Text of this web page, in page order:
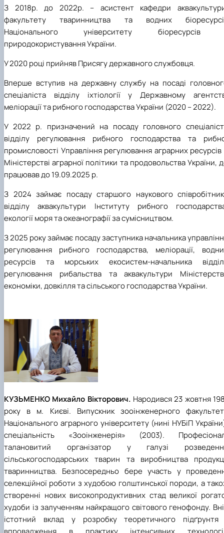
З 2018р. до 2022р. – асистент кафедри
факультету тваринництва та водних
Національного університету біоресурсів
природокористування України.
У 2020 році прийняв Присягу державного службовця.
Вперше вступив на державну службу на посаді
спеціаліста відділу іхтіології у Державному
меліорації та рибного господарства України (2020 – 2022).
У 2022 р. призначений на посаду головного
відділу регулювання рибного господарства та
промисловості Управління регулювання аграрних ресурсів
Міністерстві аграрної політики та продовольства України,
працював до 19.09.2025 р.
З 2024 займає посаду старшого наукового
відділу аквакультури Інституту рибного
екології моря та океанографії за сумісництвом.
З 2025 року займає посаду заступника начальника
регулювання рибного господарства, меліорації,
ресурсів та морських екосистем-начальника
регулювання рибальства та аквакультури
економіки, довкілля та сільського господарства України.
КУЗЬМЕНКО Михайло Вікторович. Народився 23 жовтня
року в м. Києві. Випускник зооінженерного
Національного аграрного університету (нині НУБіП
спеціальність «Зооінженерія» (2003).
талановитий організатор у галузі
сільськогосподарських тварин та виробництва
тваринництва. Безпосередньо бере участь у
селекційної роботи з худобою голштинської породи, а
створенні нових високопродуктивних стад великої
худоби із залученням найкращого світового генофонду.
істотний вклад у розробку теоретичного підґрунтя